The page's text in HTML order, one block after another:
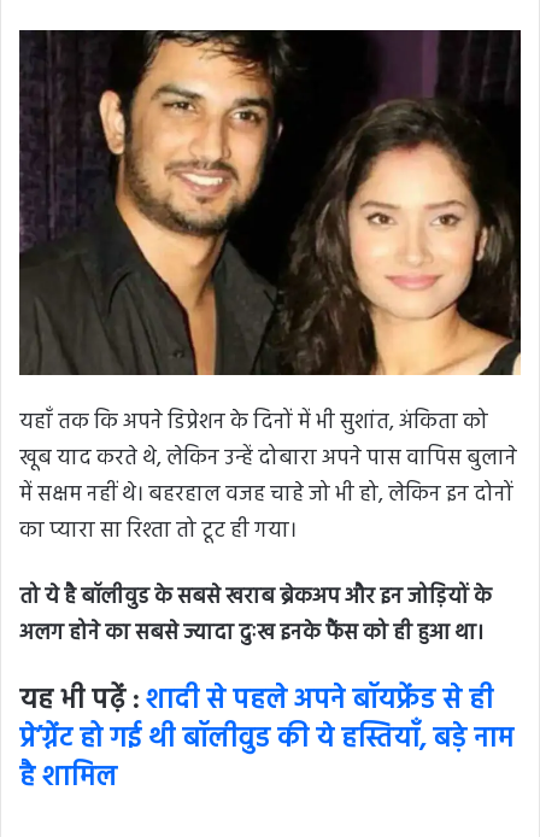
यहाँ तक कि अपने डिप्रेशन के दिनों में भी सुशांत, अंकिता को
खूब याद करते थे, लेकिन उन्हें दोबारा अपने पास वापिस बुलाने
में सक्षम नहीं थे। बहरहाल वजह चाहे जो भी हो, लेकिन इन दोनों
का प्यारा सा रिश्ता तो टूट ही गया।
तो ये है बॉलीवुड के सबसे खराब ब्रेकअप और इन जोड़ियों के
अलग होने का सबसे ज्यादा दुःख इनके फैंस को ही हुआ था।
यह भी पढ़ें :शादी से पहले अपने बॉयफ्रेंड से ही
प्रे’ग्नेंट हो गई थी बॉलीवुड की ये हस्तियाँ, बड़े नाम
है शामिल